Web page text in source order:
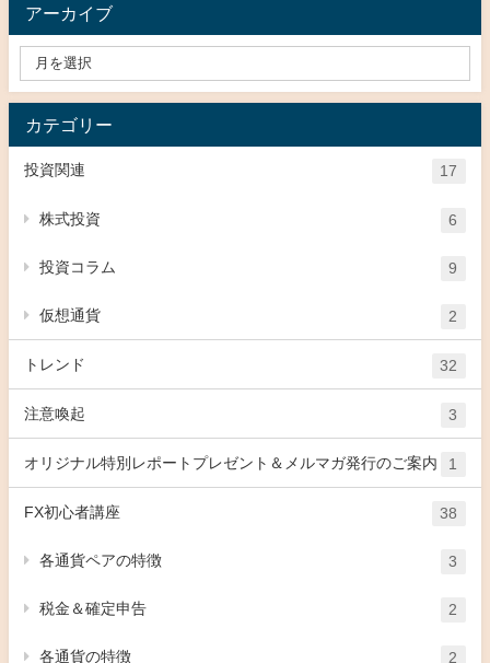
アーカイブ
カテゴリー
投資関連 17
株式投資 6
投資コラム 9
仮想通貨 2
トレンド 32
注意喚起 3
オリジナル特別レポートプレゼント＆メルマガ発行のご案内 1
FX初心者講座 38
各通貨ペアの特徴 3
税金＆確定申告 2
各通貨の特徴 2